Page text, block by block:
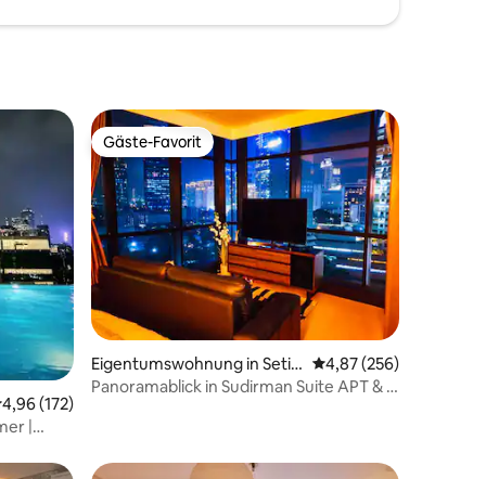
Bewertungen
Bewertung: 4,96 von 5, 172 Bewertungen
4,96 (172)
|
Gäste-Favorit
Gäste-Favorit
Eigentumswohnung in Setia
budi
Durchschnittliche
4,87 (256)
Panoramablick in Sudirman Suite APT & in